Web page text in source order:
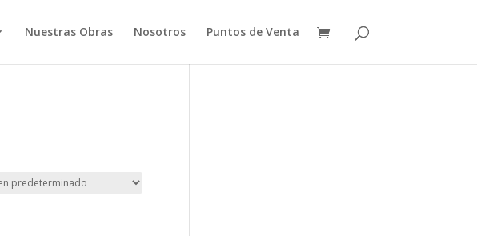
Nuestras Obras Nosotros Puntos de Venta